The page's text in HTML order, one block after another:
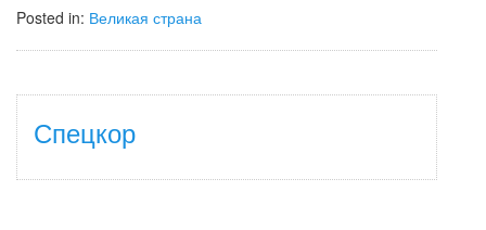
Posted in: Великая страна
Спецкор